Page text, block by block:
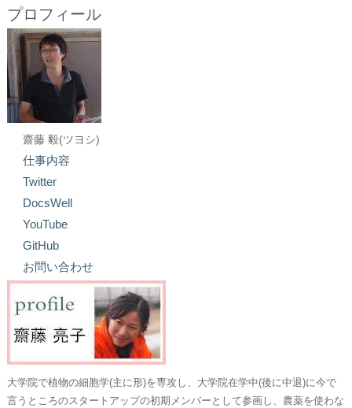
プロフィール
齋藤 毅(ツヨシ)
仕事内容
Twitter
DocsWell
YouTube
GitHub
お問い合わせ
大学院で植物の細胞学(主に形)を専攻し、大学院在学中(後に中退)に今で
言うところのスタートアップの初期メンバーとして参画し、農薬を使わな